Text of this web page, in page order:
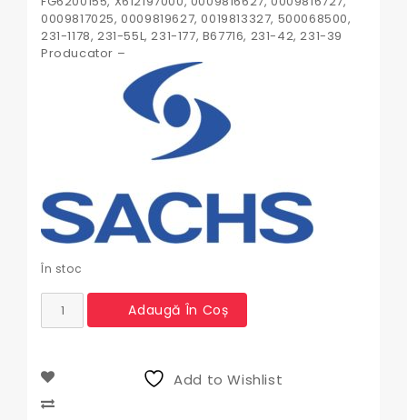
0009817025, 0009819627, 0019813327, 500068500,
231-1178, 231-55L, 231-177, B67716, 231-42, 231-39
Producator –
În stoc
Cantitate
Rulment
Deutz
1863837002,
04370143,
Adaugă În Coș
Add to Wishlist